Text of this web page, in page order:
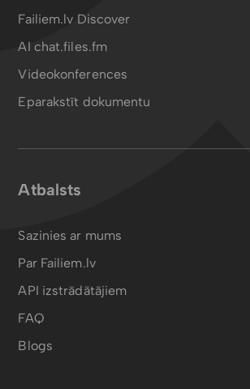
Failiem.lv Discover
AI chat.files.fm
Videokonferences
Eparakstīt dokumentu
Atbalsts
Sazinies ar mums
Par Failiem.lv
API izstrādātājiem
FAQ
Blogs